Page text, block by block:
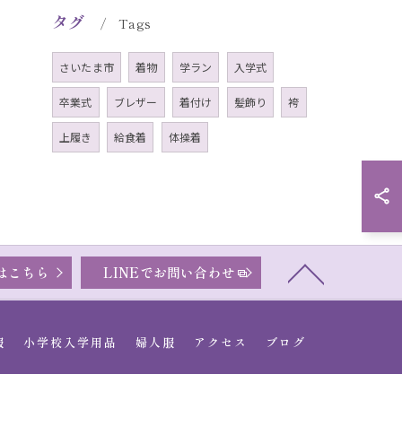
タグ Tags
さいたま市 着物 学ラン 入学式
卒業式 ブレザー 着付け 髪飾り 袴
上履き 給食着 体操着
こちら LINEでお問い合わせ
小学校入学用品 婦人服 アクセス
ブログ